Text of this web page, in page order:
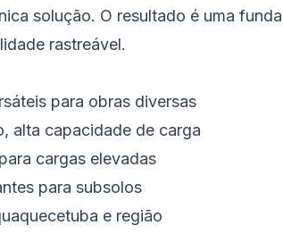
solução. O resultado é uma
rastreável.
para obras diversas
alta capacidade de carga
cargas elevadas
para subsolos
e região